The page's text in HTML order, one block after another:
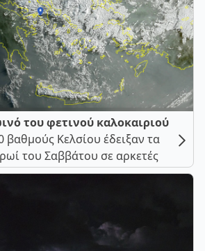
του φετινού καλοκαιριού
Κελσίου έδειξαν τα
του Σαββάτου σε αρκετές